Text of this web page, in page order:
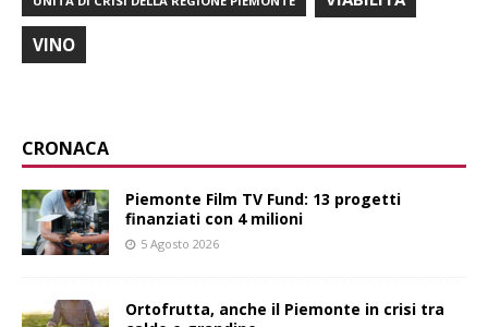
VINO
CRONACA
Piemonte Film TV Fund: 13 progetti
finanziati con 4 milioni
5 Agosto 2026
Ortofrutta, anche il Piemonte in crisi tra